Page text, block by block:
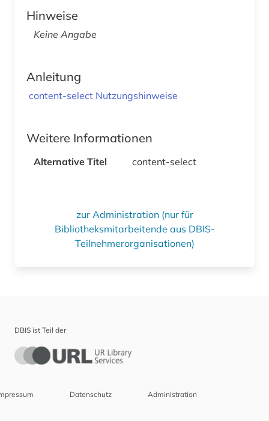
Hinweise
Keine Angabe
Anleitung
content-select Nutzungshinweise
Weitere Informationen
Alternative Titel content-select
zur Administration (nur für
Bibliotheksmitarbeitende aus DBIS-
Teilnehmerorganisationen)
DBIS ist Teil der
Datenschutz Administration